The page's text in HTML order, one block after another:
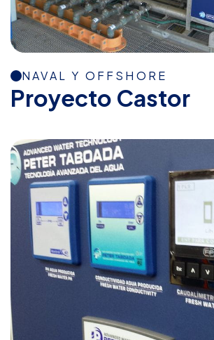
NAVAL Y OFFSHORE
Proyecto Castor